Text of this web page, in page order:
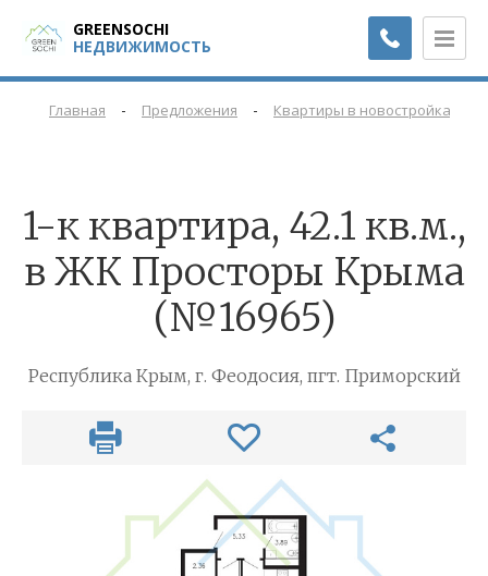
GREENSOCHI
НЕДВИЖИМОСТЬ
Главная - Предложения - Квартиры в новостройках
1-к квартира, 42.1 кв.м.,
в ЖК Просторы Крыма
(№16965)
Республика Крым, г. Феодосия, пгт. Приморский